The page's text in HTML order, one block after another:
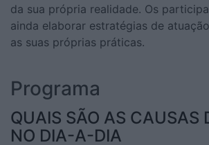
da sua própria realidade. Os
ainda elaborar estratégias de
as suas próprias práticas.
Programa
QUAIS SÃO AS CAUSAS
NO DIA-A-DIA